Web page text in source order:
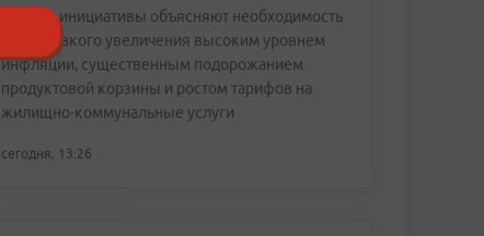
Авторы инициативы объясняют необходимость
столь резкого увеличения высоким уровнем
инфляции, существенным подорожанием
продуктовой корзины и ростом тарифов на
жилищно-коммунальные услуги
сегодня, 13:26